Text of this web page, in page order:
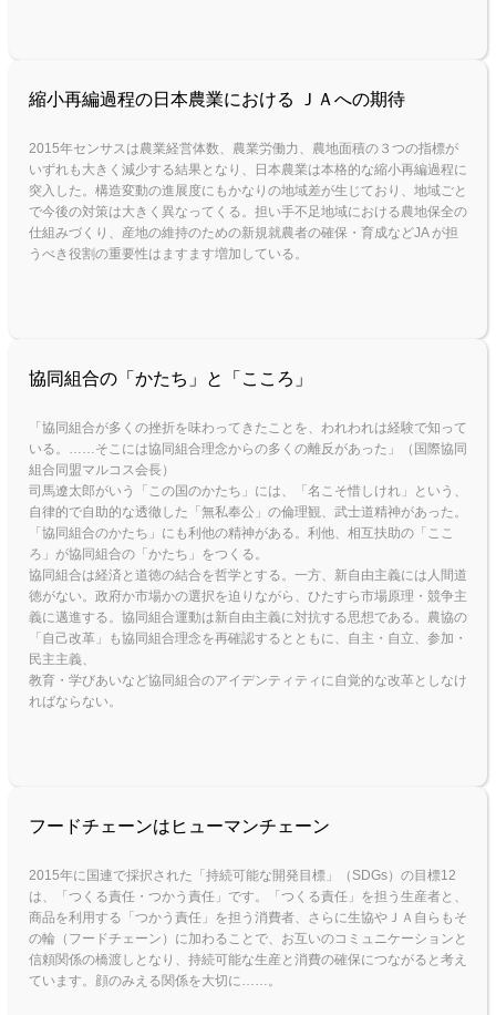
縮小再編過程の日本農業における ＪＡへの期待
2015年センサスは農業経営体数、農業労働力、農地面積の３つの指標が
いずれも大きく減少する結果となり、日本農業は本格的な縮小再編過程に
突入した。構造変動の進展度にもかなりの地域差が生じており、地域ごと
で今後の対策は大きく異なってくる。担い手不足地域における農地保全の
仕組みづくり、産地の維持のための新規就農者の確保・育成などJA が担
うべき役割の重要性はますます増加している。
協同組合の「かたち」と「こころ」
「協同組合が多くの挫折を味わってきたことを、われわれは経験で知って
いる。……そこには協同組合理念からの多くの離反があった」（国際協同
組合同盟マルコス会長）
司馬遼太郎がいう「この国のかたち」には、「名こそ惜しけれ」という、
自律的で自助的な透徹した「無私奉公」の倫理観、武士道精神があった。
「協同組合のかたち」にも利他の精神がある。利他、相互扶助の「ここ
ろ」が協同組合の「かたち」をつくる。
協同組合は経済と道徳の結合を哲学とする。一方、新自由主義には人間道
徳がない。政府か市場かの選択を迫りながら、ひたすら市場原理・競争主
義に邁進する。協同組合運動は新自由主義に対抗する思想である。農協の
「自己改革」も協同組合理念を再確認するとともに、自主・自立、参加・
民主主義、
教育・学びあいなど協同組合のアイデンティティに自覚的な改革としなけ
ればならない。
フードチェーンはヒューマンチェーン
2015年に国連で採択された「持続可能な開発目標」（SDGs）の目標12
は、「つくる責任・つかう責任」です。「つくる責任」を担う生産者と、
商品を利用する「つかう責任」を担う消費者、さらに生協やＪＡ自らもそ
の輪（フードチェーン）に加わることで、お互いのコミュニケーションと
信頼関係の橋渡しとなり、持続可能な生産と消費の確保につながると考え
ています。顔のみえる関係を大切に……。